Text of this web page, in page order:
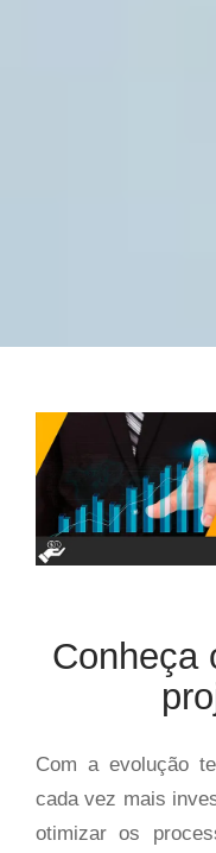
Conheça
Com a evolução
cada vez mais
otimizar os